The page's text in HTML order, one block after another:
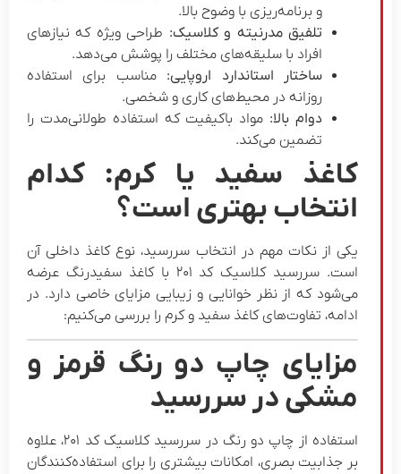
و برنامه‌ریزی با وضوح بالا.
تلفیق مدرنیته و کلاسیک:طراحی ویژه که نیازهای
افراد با سلیقه‌های مختلف را پوشش می‌دهد.
ساختار استاندارد اروپایی: مناسب برای استفاده
روزانه در محیط‌های کاری و شخصی.
دوام بالا:مواد باکیفیت که استفاده طولانی‌مدت را
تضمین می‌کند.
سفید یا کرم: کدام
بهتری است؟
از نکات مهم در انتخاب سررسید، نوع کاغذ داخلی آن
است. سررسید کلاسیک کد ۲۰۱ با کاغذ سفیدرنگ عرضه
که از نظر خوانایی و زیبایی مزایای خاصی دارد. در
تفاوت‌های کاغذ سفید و کرم را بررسی می‌کنیم:
چاپ دو رنگ قرمز و
در سررسید
استفاده از چاپ دو رنگ در سررسید کلاسیک کد ۲۰۱، علاوه
جذابیت بصری، امکانات بیشتری را برای استفاده‌کنندگان